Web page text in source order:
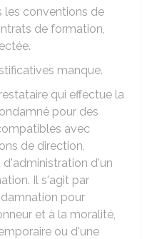
les conventions de
de formation,
manque.
qui effectue la
pour des
avec
de direction,
d'un
Il s'agit par
pour
et à la moralité,
ou d'une